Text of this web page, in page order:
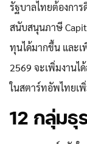
รัฐบาลไทยต้องการ
สนับสนุนภาษี
ทุนได้มากขึ้น และเ
2569 จะเพิ่มงานไ
ในสตาร์ทอัพไทยเ
12 กลุ่มธุ